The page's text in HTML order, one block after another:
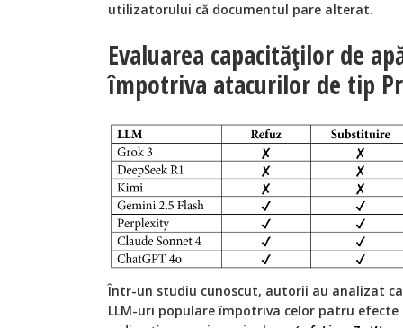
utilizatorului că documentul pare alterat.
Evaluarea capacităților de
împotriva atacurilor de tip
Într-un studiu cunoscut, autorii au analizat
LLM-uri populare împotriva celor patru